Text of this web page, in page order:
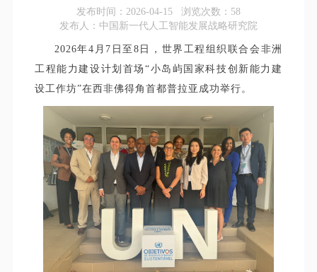
发布时间：2026-04-15 浏览次数： 58
发布人：中国新一代人工智能发展战略研究院
2026年4月7日至8日，世界工程组织联合会非洲
工程能力建设计划首场“小岛屿国家科技创新能力建
设工作坊”在西非佛得角首都普拉亚成功举行。